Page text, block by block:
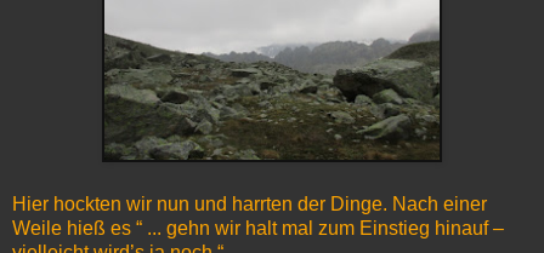
Hier hockten wir nun und harrten der Dinge. Nach einer
Weile hieß es “ ... gehn wir halt mal zum Einstieg hinauf –